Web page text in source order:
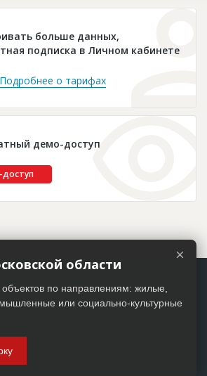
больше данных,
подписка в Личном кабинете
Подробнее о тарифах
демо-доступ
×
области
по направлениям: жилые,
или социально-культурные